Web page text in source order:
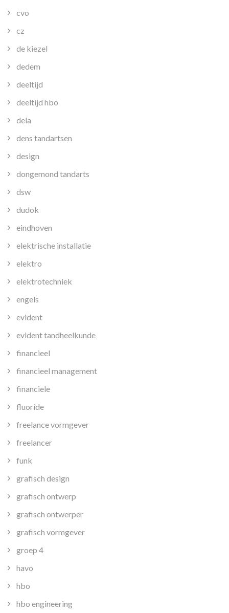
cvo
cz
de kiezel
dedem
deeltijd
deeltijd hbo
dela
dens tandartsen
design
dongemond tandarts
dsw
dudok
eindhoven
elektrische installatie
elektro
elektrotechniek
engels
evident
evident tandheelkunde
financieel
financieel management
financiele
fluoride
freelance vormgever
freelancer
funk
grafisch design
grafisch ontwerp
grafisch ontwerper
grafisch vormgever
groep 4
havo
hbo
hbo engineering